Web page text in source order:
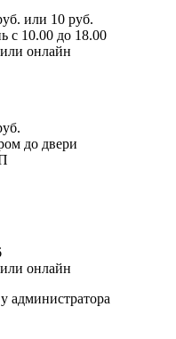
или 10 руб.
с 10.00 до 18.00
онлайн
до двери
онлайн
администратора